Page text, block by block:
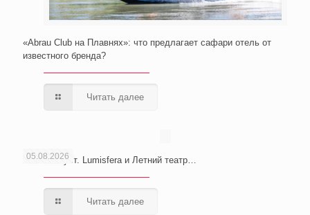
«Abrau Club на Плавнях»: что предлагает сафари отель от
известного бренда?
Читать далее
05.08.2026
Сочи. Август. Lumisfera и Летний театр…
Читать далее